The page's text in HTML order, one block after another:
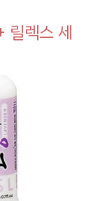
릴렉스 세